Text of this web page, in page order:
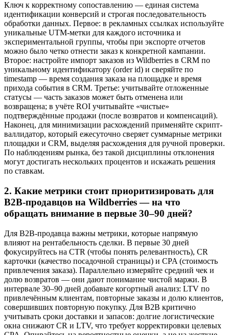
Ключ к корректному сопоставлению — единая система
идентификации конверсий и строгая последовательность
обработки данных. Первое: в рекламных ссылках используйте
уникальные UTM-метки для каждого источника и
экспериментальной группы, чтобы при экспорте отчетов
можно было четко отнести заказ к конкретной кампании.
Второе: настройте импорт заказов из Wildberries в CRM по
уникальному идентификатору (order id) и сверяйте по
timestamp — время создания заказа на площадке и время
прихода события в CRM. Третье: учитывайте отложенные
статусы — часть заказов может быть отменена или
возвращена; в учёте ROI учитывайте «чистые»
подтверждённые продажи (после возвратов и компенсаций).
Наконец, для минимизации расхождений применяйте скрипт-
валлидатор, который ежесуточно сверяет суммарные метрики
площадки и CRM, выделяя расхождения для ручной проверки.
По наблюдениям рынка, без такой дисциплины отклонения
могут достигать нескольких процентов и искажать решения
по ставкам.
2. Какие метрики стоит приоритизировать для
B2B-продавцов на Wildberries — на что
обращать внимание в первые 30–90 дней?
Для B2B-продавца важны метрики, которые напрямую
влияют на рентабельность сделки. В первые 30 дней
фокусируйтесь на CTR (чтобы понять релевантность), CR
карточки (качество посадочной страницы) и CPA (стоимость
привлечения заказа). Параллельно измеряйте средний чек и
долю возвратов — они дают понимание чистой маржи. В
интервале 30–90 дней добавьте когортный анализ: LTV по
привлечённым клиентам, повторные заказы и долю клиентов,
совершивших повторную покупку. Для B2B критично
учитывать сроки доставки и запасов: долгие логистические
окна снижают CR и LTV, что требует корректировки целевых